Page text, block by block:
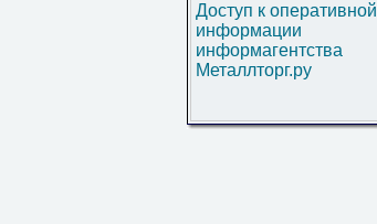
Доступ к оперативной
информации
информагентства
Металлторг.ру